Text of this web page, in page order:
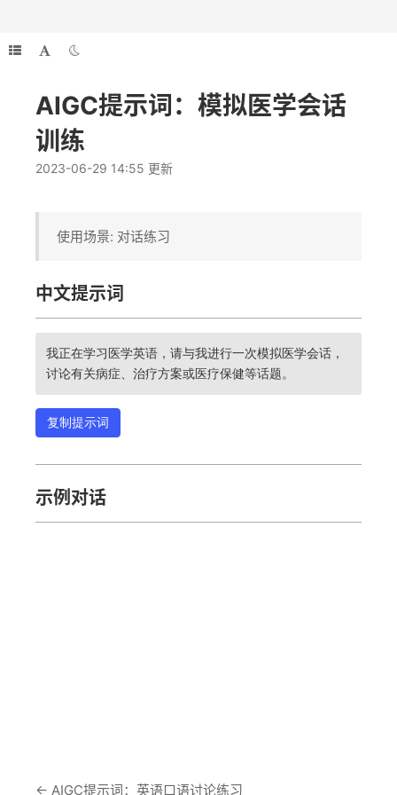
AIGC提示词：模拟医学会话
训练
2023-06-29 14:55 更新
使用场景: 对话练习
中文提示词
我正在学习医学英语，请与我进行一次模拟医学会话，
讨论有关病症、治疗方案或医疗保健等话题。
复制提示词
示例对话
← AIGC提示词：英语口语讨论练习